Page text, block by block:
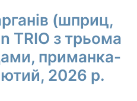
(шприц,
TRIO з трьома
приманка-
2026 р.